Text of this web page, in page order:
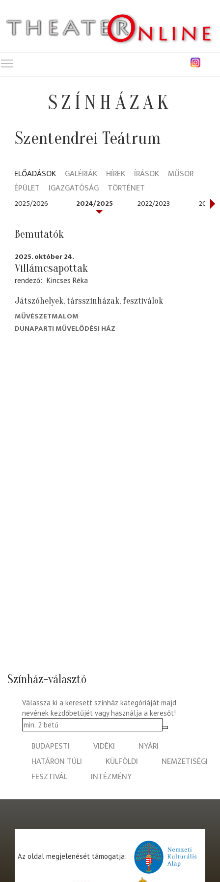
SZÍNHÁZAK
Szentendrei Teátrum
ELŐADÁSOK GALÉRIÁK HÍREK ÍRÁSOK
MŰSOR
ÉPÜLET
IGAZGATÓSÁG TÖRTÉNET
2025/2026 2024/2025 2022/2023 2021/
Bemutatók
2025. október 24.
Villámcsapottak
rendező Kincses Réka
Játszóhelyek, társszínházak, fesztiválok
MŰVÉSZETMALOM
DUNAPARTI MŰVELŐDÉSI HÁZ
Színház-választó
Válassza ki a keresett színház kategóriáját majd
nevének kezdőbetűjét vagy használja a keresőt!
BUDAPESTI VIDÉKI
NYÁRI
HATÁRON TÚLI
KÜLFÖLDI
NEMZETISÉGI
FESZTIVÁL
INTÉZMÉNY
Az oldal megjelenését támogatja: